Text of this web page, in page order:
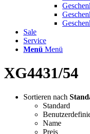
Sale
Service
Menü Menü
XG4431/54
Sortieren nach
Standard
Name
Preis